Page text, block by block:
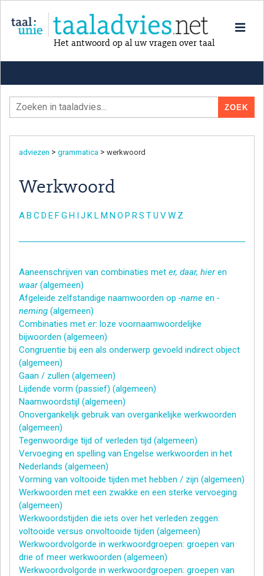
Het antwoord op al uw vragen over taal
adviezen > grammatica > werkwoord
Werkwoord
AB C D EFG H IJ KLM N O P RS TU VW Z
Aaneenschrijven van combinaties met er, daar, hieren
waar(algemeen)
Afgeleide zelfstandige naamwoorden op -name en -
neming (algemeen)
Combinaties met er: loze voornaamwoordelijke
bijwoorden (algemeen)
Congruentie bij een als onderwerp gevoeld indirect object
(algemeen)
Gaan / zullen (algemeen)
Lijdende vorm (passief) (algemeen)
Naamwoordstijl (algemeen)
Onovergankelijk gebruik van overgankelijke werkwoorden
(algemeen)
Tegenwoordige tijd of verleden tijd (algemeen)
Vervoeging en spelling van Engelse werkwoorden in het
Nederlands (algemeen)
Vorming van voltooide tijden met hebben / zijn (algemeen)
Werkwoorden met een zwakke en een sterke vervoeging
(algemeen)
Werkwoordstijden die iets over het verleden zeggen:
voltooide versus onvoltooide tijden (algemeen)
Werkwoordvolgorde in werkwoordgroepen: groepen van
drie of meer werkwoorden (algemeen)
Werkwoordvolgorde in werkwoordgroepen: groepen van